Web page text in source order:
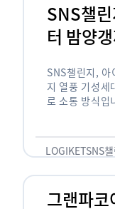
SNS챌
터 밤양
SNS챌린지,
지 열풍 기성세
로 소통 방식입
도 능숙한 …
LOGIKETSNS
그랜파